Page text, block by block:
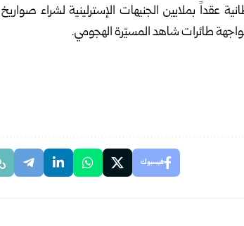
عقداً بملايين ‌‏الجنيهات الإسترلينية لشراء صواريخ
طائرات شاهد المسيّرة الهجومي.‏
فيسبوك